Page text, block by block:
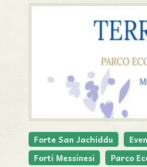
Forte San Jachiddu
Forti Messinesi
Parco